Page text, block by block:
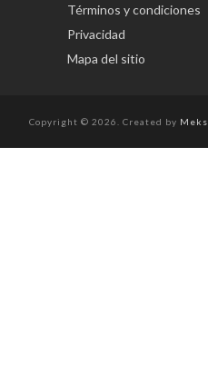
Términos y condiciones
Privacidad
Mapa del sitio
Copyright © 2026. Created by Meks